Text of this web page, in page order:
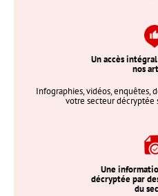
Un accès
nos
Infographies, vidéos, enquêtes,
votre secteur décryptée
Une
décryptée par
du